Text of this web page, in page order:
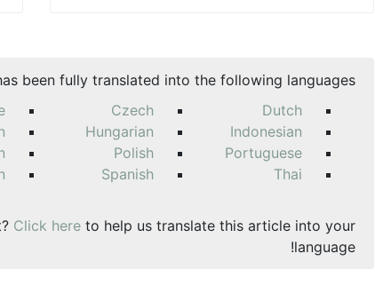
been fully translated into the following languages:
Czech
Dutch
Hungarian
Indonesian
Polish
Portuguese
Spanish
Thai
Click here to help us translate this article into your
language!